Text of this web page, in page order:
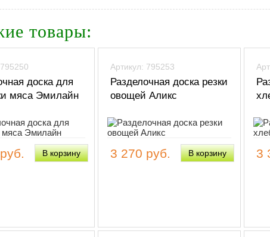
товары:
доска для
мяса Эмилайн
Артикул: 795253
Разделочная доска резки
овощей Аликс
3 270 руб. 3